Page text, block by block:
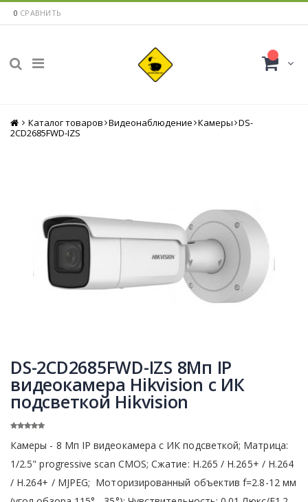
0 СРАВНИТЬ
Главная
Каталог товаров Видеонаблюдение Камеры DS-
2CD2685FWD-IZS
DS-2CD2685FWD-IZS 8Мп IP
видеокамера Hikvision с ИК
подсветкой Hikvision
Камеры - 8 Мп IP видеокамера с ИК подсветкой; Матрица:
1/2.5" progressive scan CMOS; Сжатие: Н.265 / Н.265+ / H.264
/ H.264+ / MJPEG; Моторизированный объектив f=2.8-12 мм